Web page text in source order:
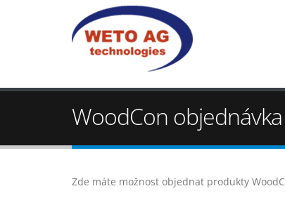
WoodCon
Zde máte možnost objednat produkty